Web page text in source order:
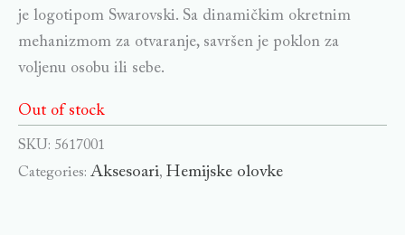
je logotipom Swarovski. Sa dinamičkim okretnim
mehanizmom za otvaranje, savršen je poklon za
voljenu osobu ili sebe.
Out of stock
SKU: 5617001
Categories: Aksesoari, Hemijske olovke